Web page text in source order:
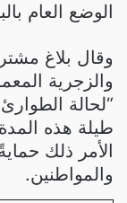
الوضع العام
وقال بلاغ
والزجرية
“لحالة
طيلة هذه
الأمر ذلك
والمواطنين.